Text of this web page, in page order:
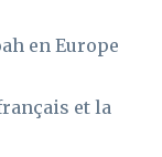
en Europe
et la